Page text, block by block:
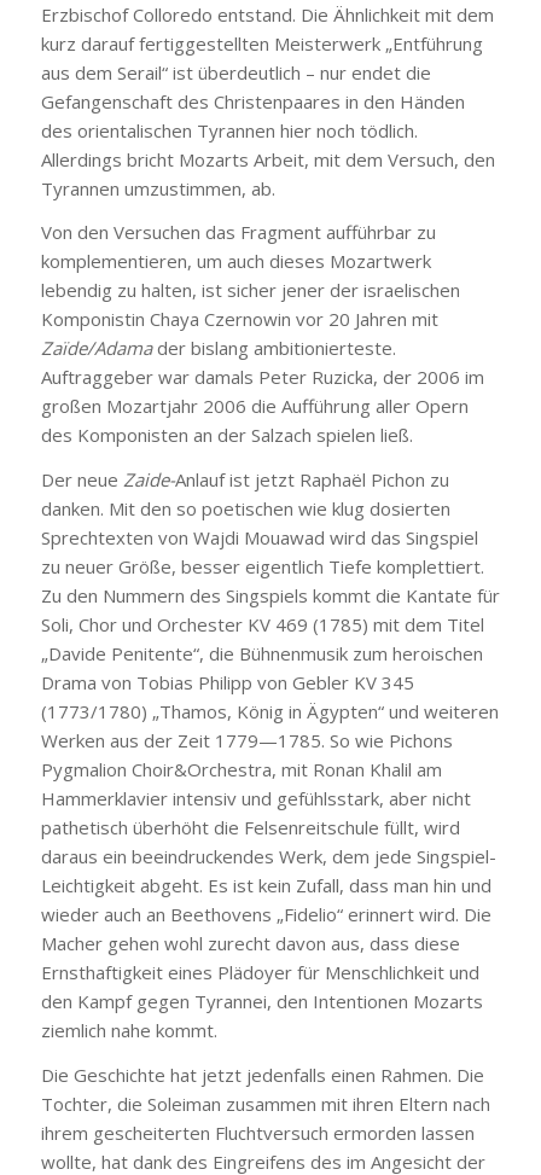
Erzbischof Colloredo entstand. Die Ähnlichkeit mit dem
kurz darauf fertiggestellten Meisterwerk „Entführung
aus dem Serail“ ist überdeutlich – nur endet die
Gefangenschaft des Christenpaares in den Händen
des orientalischen Tyrannen hier noch tödlich.
Allerdings bricht Mozarts Arbeit, mit dem Versuch, den
Tyrannen umzustimmen, ab.
Von den Versuchen das Fragment aufführbar zu
komplementieren, um auch dieses Mozartwerk
lebendig zu halten, ist sicher jener der israelischen
Komponistin Chaya Czernowin vor 20 Jahren mit
Zaïde/Adamader bislang ambitionierteste.
Auftraggeber war damals Peter Ruzicka, der 2006 im
großen Mozartjahr 2006 die Aufführung aller Opern
des Komponisten an der Salzach spielen ließ.
Der neue Zaide-Anlauf ist jetzt Raphaël Pichon zu
danken. Mit den so poetischen wie klug dosierten
Sprechtexten von Wajdi Mouawad wird das Singspiel
zu neuer Größe, besser eigentlich Tiefe komplettiert.
Zu den Nummern des Singspiels kommt die Kantate für
Soli, Chor und Orchester KV 469 (1785) mit dem Titel
„Davide Penitente“, die Bühnenmusik zum heroischen
Drama von Tobias Philipp von Gebler KV 345
(1773/1780) „Thamos, König in Ägypten“ und weiteren
Werken aus der Zeit 1779—1785. So wie Pichons
Pygmalion Choir&Orchestra, mit Ronan Khalil am
Hammerklavier intensiv und gefühlsstark, aber nicht
pathetisch überhöht die Felsenreitschule füllt, wird
daraus ein beeindruckendes Werk, dem jede Singspiel-
Leichtigkeit abgeht. Es ist kein Zufall, dass man hin und
wieder auch an Beethovens „Fidelio“ erinnert wird. Die
Macher gehen wohl zurecht davon aus, dass diese
Ernsthaftigkeit eines Plädoyer für Menschlichkeit und
den Kampf gegen Tyrannei, den Intentionen Mozarts
ziemlich nahe kommt.
Die Geschichte hat jetzt jedenfalls einen Rahmen. Die
Tochter, die Soleiman zusammen mit ihren Eltern nach
ihrem gescheiterten Fluchtversuch ermorden lassen
wollte, hat dank des Eingreifens des im Angesicht der